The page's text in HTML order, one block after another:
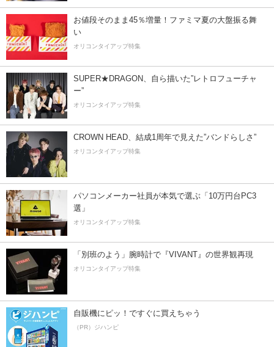
お値段そのまま45％増量！ファミマ夏の大盤振る舞
い
オリコンタイアップ特集
SUPER★DRAGON、自ら描いた”レトロフューチャ
ー”
オリコンタイアップ特集
CROWN HEAD、結成1周年で見えた”バンドらしさ”
オリコンタイアップ特集
パソコンメーカー社員が本気で選ぶ「10万円台PC3
選」
オリコンタイアップ特集
「別班のよう」腕時計で『VIVANT』の世界観再現
オリコンタイアップ特集
自販機にピッ！ですぐに買えちゃう
（PR）ジハンピ